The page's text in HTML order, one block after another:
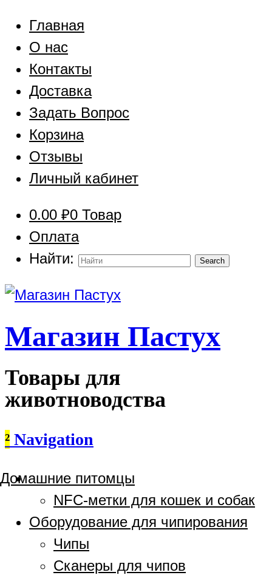
Главная
О нас
Контакты
Доставка
Задать Вопрос
Корзина
Отзывы
Личный кабинет
0.00 ₽0 Товар
Оплата
Найти:
Магазин Пастух
Товары для
животноводства
² Navigation
Домашние питомцы
NFC-метки для кошек и собак
Оборудование для чипирования
Чипы
Сканеры для чипов